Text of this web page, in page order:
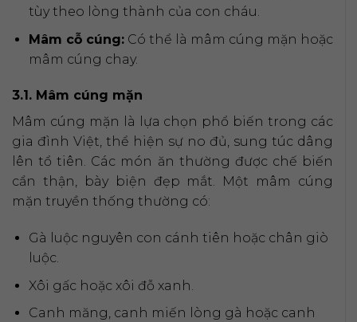
tùy theo lòng thành của con cháu.
Mâm cỗ cúng:Có thể là mâm cúng mặn hoặc
mâm cúng chay.
3.1. Mâm cúng mặn
Mâm cúng mặn là lựa chọn phổ biến trong các
gia đình Việt, thể hiện sự no đủ, sung túc dâng
lên tổ tiên. Các món ăn thường được chế biến
cẩn thận, bày biện đẹp mắt. Một mâm cúng
mặn truyền thống thường có:
Gà luộc nguyên con cánh tiên hoặc chân giò
luộc.
Xôi gấc hoặc xôi đỗ xanh.
Canh măng, canh miến lòng gà hoặc canh